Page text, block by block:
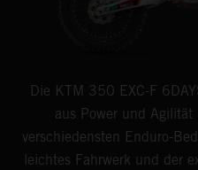
Die KTM 350 EXC-F
aus Power und
verschiedensten Enduro-
leichtes Fahrwerk und der